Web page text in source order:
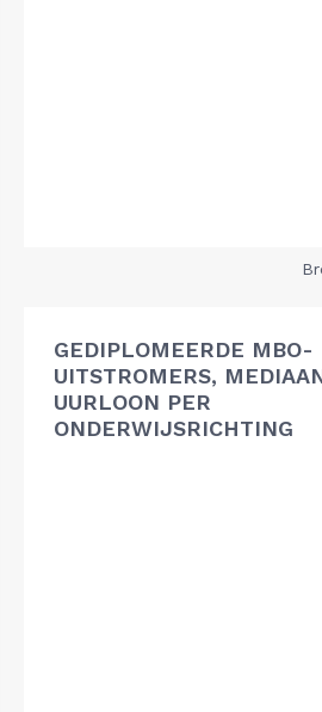
GEDIPLOMEERDE MBO-
UITSTROMERS,
UURLOON PER
ONDERWIJSRICHTING